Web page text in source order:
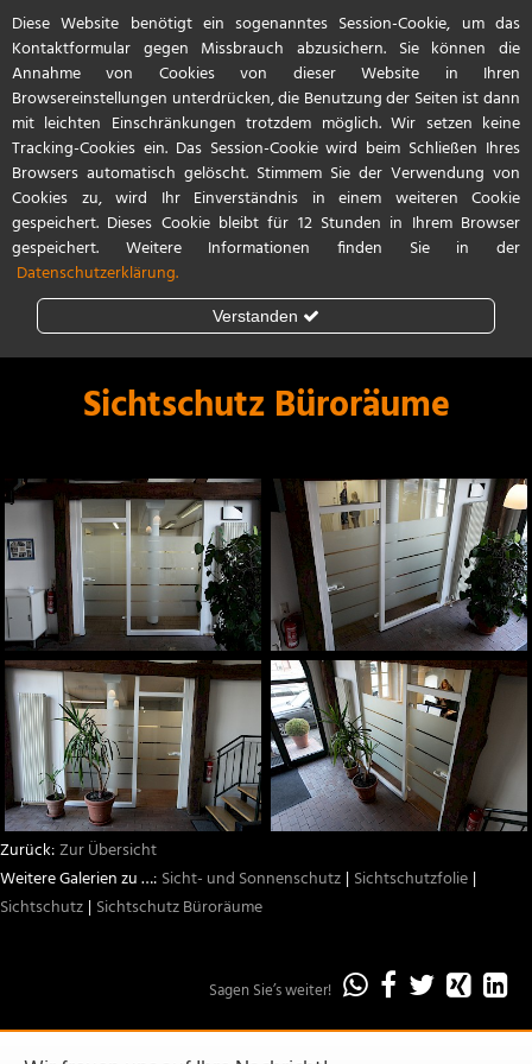
Start Referenzen Kontakt / Anfahrt
Lackschutzfolie
Vollfolierung
Porsche
Aston Martin
weitere Marken
Fahrzeugbeschriftungen
Beschriftungen und Schilder
Sichtschutz
Sonnenschutz
Team
Sichtschutz Büroräume
Zur Übersicht
Sicht- und Sonnenschutz Sichtschutzfolie
Sichtschutz Sichtschutz Büroräume
Sagen Sie’s weiter! „Sichtschutz
Büroräume“
Diese Website benötigt ein sogenanntes Session-Cookie, um das
Kontaktformular gegen Missbrauch abzusichern. Sie können die
Annahme von Cookies von dieser Website in Ihren
Browsereinstellungen unterdrücken, die Benutzung der Seiten ist dann
mit leichten Einschränkungen trotzdem möglich. Wir setzen keine
Tracking-Cookies ein. Das Session-Cookie wird beim Schließen Ihres
Browsers automatisch gelöscht. Stimmem Sie der Verwendung von
Cookies zu, wird Ihr Einverständnis in einem weiteren Cookie
gespeichert. Dieses Cookie bleibt für 12 Stunden in Ihrem Browser
gespeichert. Weitere Informationen finden Sie in der
Datenschutzerklärung.
Verstanden